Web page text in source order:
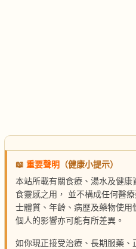
📖 重要聲明
（健康小提示）
本站所載有關食療、湯水及健
食靈感之用， 並不構成任何醫
士體質、年齡、病歷及藥物使
個人的影響亦可能有所差異。
如你現正接受治療、長期服藥